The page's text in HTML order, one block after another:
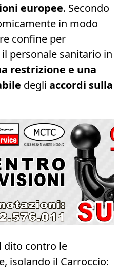
europee. Secondo
in modo
confine per
personale sanitario in
restrizione e una
degli accordi sulla
dito contro le
isolando il Carroccio: